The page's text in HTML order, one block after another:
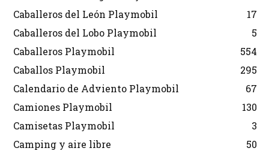
Caballeros del León Playmobil
17
Caballeros del Lobo Playmobil
5
Caballeros Playmobil
554
Caballos Playmobil
295
Calendario de Adviento Playmobil
67
Camiones Playmobil
130
Camisetas Playmobil
3
Camping y aire libre
50